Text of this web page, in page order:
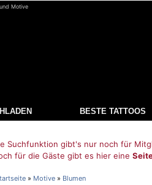
Motive
BESTE TATTOOS
Suchfunktion gibt's nur noch für
für die Gäste gibt es hier eine
» Motive » Blumen